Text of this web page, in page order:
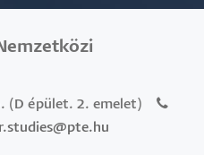
(D épület. 2. emelet)